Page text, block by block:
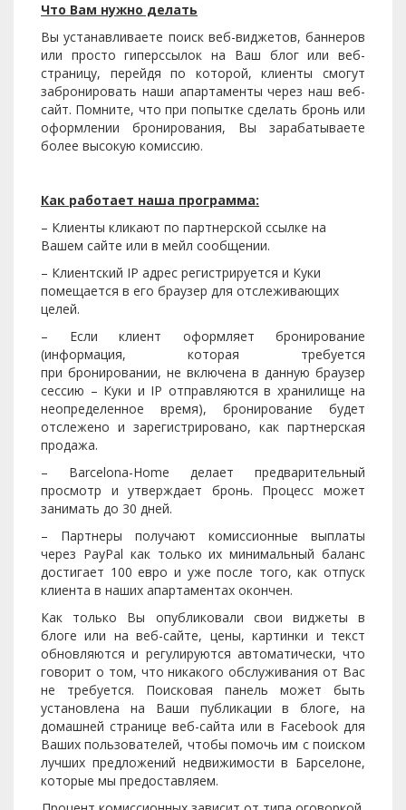
Что Вам нужно делать
Вы устанавливаете поиск веб-виджетов, баннеров
или просто гиперссылок на Ваш блог или веб-
страницу, перейдя по которой, клиенты смогут
забронировать наши апартаменты через наш веб-
сайт. Помните, что при попытке сделать бронь или
оформлении бронирования, Вы зарабатываете
более высокую комиссию.
Как работает наша программа:
– Клиенты кликают по партнерской ссылке на
Вашем сайте или в мейл сообщении.
– Клиентский IP адрес регистрируется и Куки
помещается в его браузер для отслеживающих
целей.
– Если клиент оформляет бронирование
(информация, которая требуется
при бронировании, не включена в данную браузер
сессию – Куки и IP отправляются в хранилище на
неопределенное время), бронирование будет
отслежено и зарегистрировано, как партнерская
продажа.
– Barcelona-Home делает предварительный
просмотр и утверждает бронь. Процесс может
занимать до 30 дней.
– Партнеры получают комиссионные выплаты
через PayPal как только их минимальный баланс
достигает 100 евро и уже после того, как отпуск
клиента в наших апартаментах окончен.
Как только Вы опубликовали свои виджеты в
блоге или на веб-сайте, цены, картинки и текст
обновляются и регулируются автоматически, что
говорит о том, что никакого обслуживания от Вас
не требуется. Поисковая панель может быть
установлена на Ваши публикации в блоге, на
домашней странице веб-сайта или в Facebook для
Ваших пользователей, чтобы помочь им с поиском
лучших предложений недвижимости в Барселоне,
которые мы предоставляем.